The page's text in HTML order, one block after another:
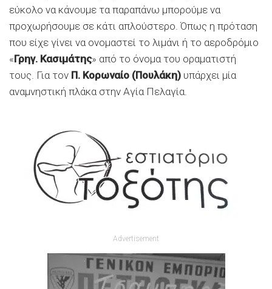
εύκολο να κάνουμε τα παραπάνω μπορούμε να
προχωρήσουμε σε κάτι απλούστερο. Όπως η πρόταση
που είχε γίνει να ονομαστεί το λιμάνι ή το αεροδρόμιο
«Γρηγ. Κασιμάτης» από το όνομα του οραματιστή
τους. Για τον Π. Κορωναίο (Πουλάκη) υπάρχει μία
αναμνηστική πλάκα στην Αγία Πελαγία.
Advertisement